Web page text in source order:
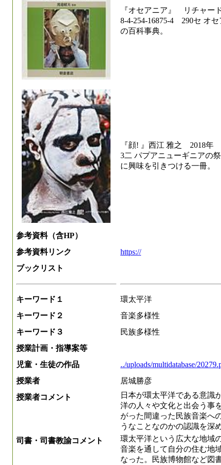
『オセアニア』 リチャ
8-4-254-16875-4 290セ オ
の百科事典。
『顔! 』西江 雅之 2018年
3二 パプアニューギニアの
に興味を引きつける一冊。
参考資料（含HP）
参考資料リンク
https://
ブックリスト
キーワード１
環太平洋
キーワード２
音楽多様性
キーワード３
民族多様性
授業計画・指導案等
児童・生徒の作品
../uploads/multidatabase/
授業者
居城勝彦
授業者コメント
日本が環太平洋である意識
洋の人々や文化と出会う事
がった間違った民族音楽へ
うなことなのかの認識を深
司書・司書教諭コメント
環太平洋という広大な地域
音楽を通して自分の住む地
なった。民族博物館など図